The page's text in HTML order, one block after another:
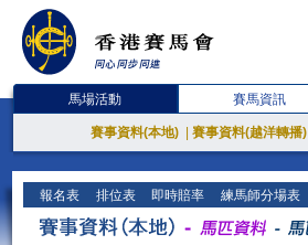
馬場活動 賽馬資訊
賽事資料(本地) 賽事資料(越洋轉播)
報名表 排位表 即時賠率 練馬師分場表